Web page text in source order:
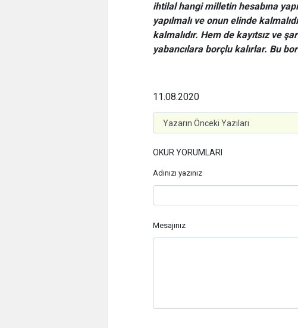
ihtilal hangi milletin hesabına
yapılmalı ve onun elinde
kalmalıdır. Hem de kayıtsız ve
yabancılara borçlu kalırlar. Bu
11.08.2020
OKUR YORUMLARI
Adınızı yazınız
Mesajınız